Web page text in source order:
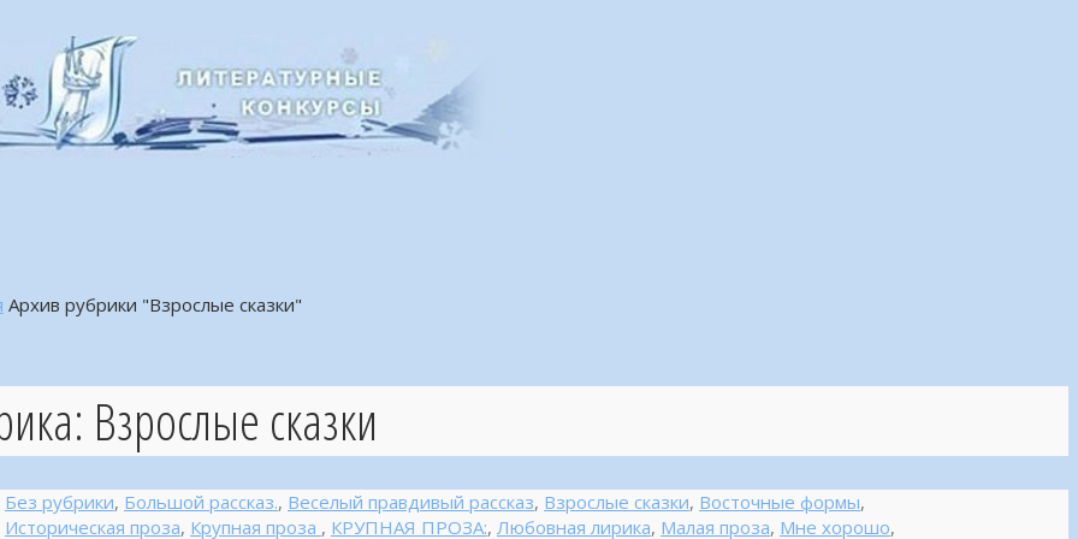
Архив рубрики "Взрослые сказки"
Взрослые сказки
Без рубрики, Большой рассказ., Веселый правдивый рассказ, Взрослые сказки, Восточные формы,
Историческая проза, Крупная проза , КРУПНАЯ ПРОЗА:, Любовная лирика, Малая проза, Мне хорошо,